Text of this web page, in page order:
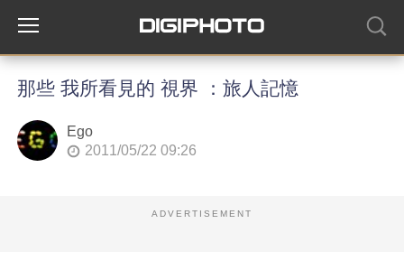
那些 我所看見的 視界 ：旅人記憶
Ego
2011/05/22 09:26
ADVERTISEMENT